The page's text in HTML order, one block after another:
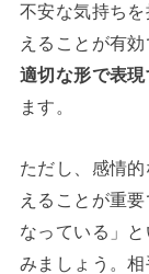
不安な気持ち
えることが有効
適切な形で表現
ます。
ただし、感情
えることが重
なっている」
みましょう。